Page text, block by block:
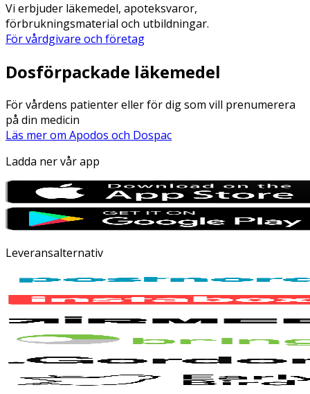
Vi erbjuder läkemedel, apoteksvaror,
förbrukningsmaterial och utbildningar.
För vårdgivare och företag
Dosförpackade läkemedel
För vårdens patienter eller för dig som vill prenumerera
på din medicin
Läs mer om Apodos och Dospac
Ladda ner vår app
Leveransalternativ